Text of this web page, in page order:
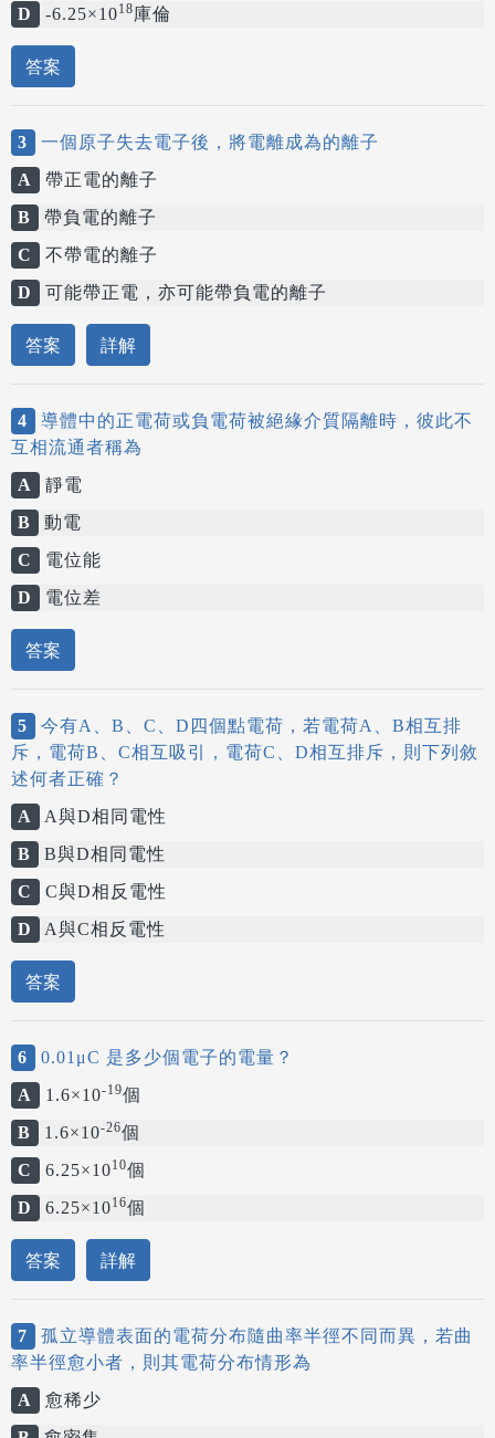
D
-6.25×1018庫倫
答案
3
一個原子失去電子後，將電離成為的離子
A
帶正電的離子
B
帶負電的離子
C
不帶電的離子
D
可能帶正電，亦可能帶負電的離子
答案 詳解
4
導體中的正電荷或負電荷被絕緣介質隔離時，彼此不
互相流通者稱為
A
靜電
B
動電
C
電位能
D
電位差
答案
5
今有A、B、C、D四個點電荷，若電荷A、B相互排
斥，電荷B、C相互吸引，電荷C、D相互排斥，則下列敘
述何者正確？
A
A與D相同電性
B
B與D相同電性
C
C與D相反電性
D
A與C相反電性
答案
6
0.01μC 是多少個電子的電量？
A
1.6×10-19個
B
1.6×10-26個
C
6.25×1010個
D
6.25×1016個
答案 詳解
7
孤立導體表面的電荷分布隨曲率半徑不同而異，若曲
率半徑愈小者，則其電荷分布情形為
A
愈稀少